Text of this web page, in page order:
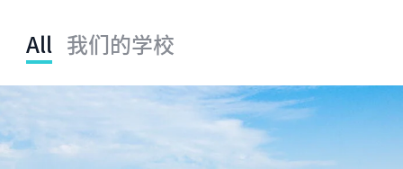
All 我们的学校